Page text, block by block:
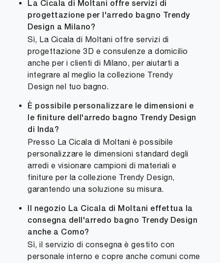
La Cicala di Moltani offre servizi di
progettazione per l'arredo bagno Trendy
Design a Milano?
Sì, La Cicala di Moltani offre servizi di
progettazione 3D e consulenze a domicilio
anche per i clienti di Milano, per aiutarti a
integrare al meglio la collezione Trendy
Design nel tuo bagno.
È possibile personalizzare le dimensioni e
le finiture dell'arredo bagno Trendy Design
di Inda?
Presso La Cicala di Moltani è possibile
personalizzare le dimensioni standard degli
arredi e visionare campioni di materiali e
finiture per la collezione Trendy Design,
garantendo una soluzione su misura.
Il negozio La Cicala di Moltani effettua la
consegna dell'arredo bagno Trendy Design
anche a Como?
Sì, il servizio di consegna è gestito con
personale interno e copre anche comuni come